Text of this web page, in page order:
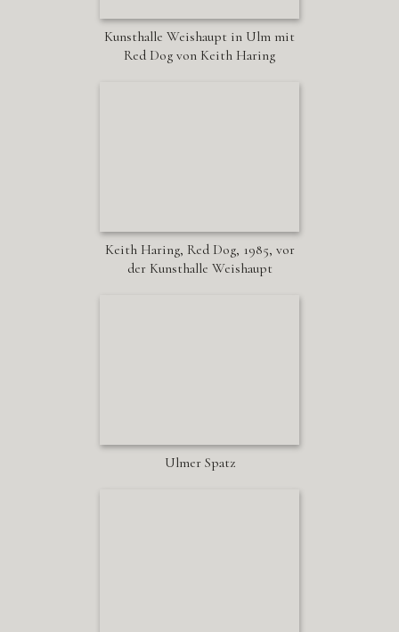
Kunsthalle Weishaupt in Ulm mit
Red Dog von Keith Haring
Keith Haring, Red Dog, 1985, vor
der Kunsthalle Weishaupt
Ulmer Spatz